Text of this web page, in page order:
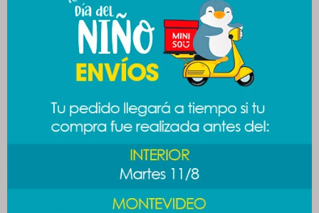
Brocha B&N XL
$ 299